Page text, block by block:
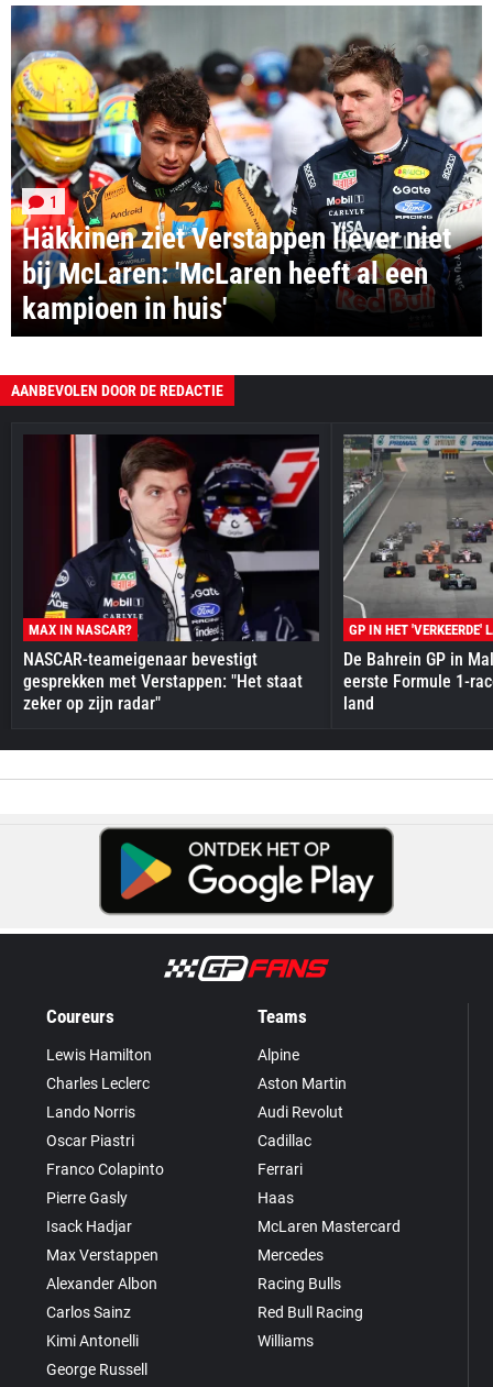
Häkkinen ziet Verstappen liever niet
bij McLaren: 'McLaren heeft al een
kampioen in huis'
1
AANBEVOLEN DOOR DE REDACTIE
MAX IN NASCAR?
NASCAR-teameigenaar bevestigt
gesprekken met Verstappen: "Het staat
zeker op zijn radar"
GP IN HET 'VERKEERDE'
De Bahrein GP in
eerste Formule 1-
land
Coureurs
Lewis Hamilton
Charles Leclerc
Lando Norris
Oscar Piastri
Franco Colapinto
Pierre Gasly
Isack Hadjar
Max Verstappen
Alexander Albon
Carlos Sainz
Kimi Antonelli
George Russell
Teams
Alpine
Aston Martin
Audi Revolut
Cadillac
Ferrari
Haas
McLaren Mastercard
Mercedes
Racing Bulls
Red Bull Racing
Williams